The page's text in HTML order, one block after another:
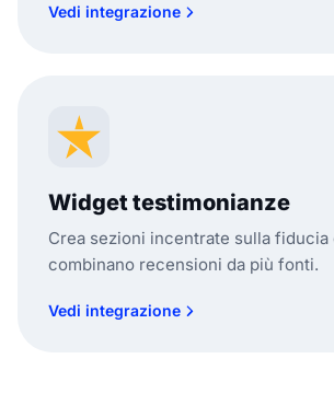
Vedi integrazione
Widget testimonianze
Crea sezioni incentrate sulla fiducia
combinano recensioni da più fonti.
Vedi integrazione